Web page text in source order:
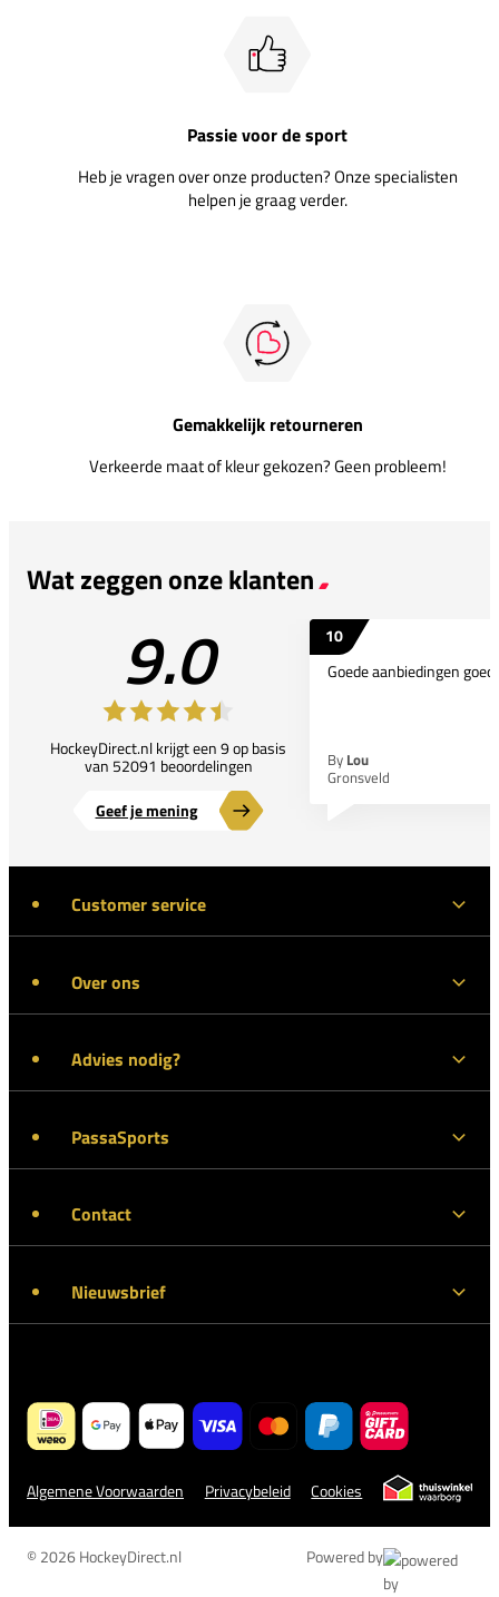
Passie voor de sport
Heb je vragen over onze producten? Onze specialisten
helpen je graag verder.
Gemakkelijk retourneren
Verkeerde maat of kleur gekozen? Geen probleem!
Wat zeggen onze klanten
9.0
HockeyDirect.nl krijgt een 9 op basis
van 52091 beoordelingen
Geef je mening
10
Goede aanbiedingen
By Lou
Gronsveld
Customer service
Over ons
Advies nodig?
PassaSports
Contact
Nieuwsbrief
Algemene Voorwaarden Privacybeleid Cookies
© 2026 HockeyDirect.nl Powered by